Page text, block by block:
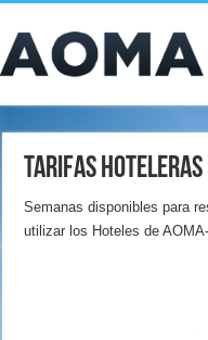
Tarifas Hoteleras
Semanas disponibles para
utilizar los Hoteles de